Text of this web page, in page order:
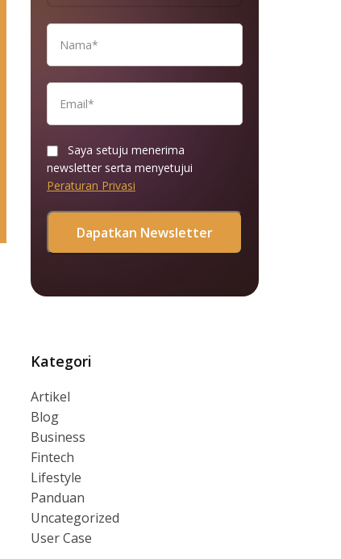
Saya setuju menerima
newsletter serta menyetujui
Peraturan Privasi
Kategori
Artikel
Blog
Business
Fintech
Lifestyle
Panduan
Uncategorized
User Case